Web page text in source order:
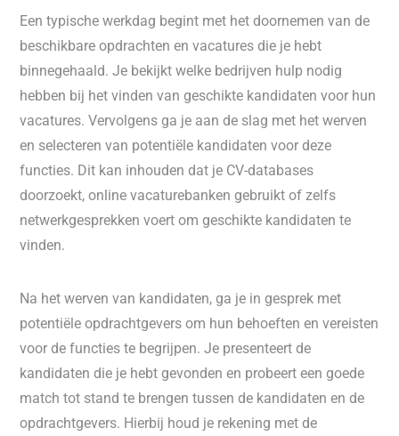
Een typische werkdag begint met het doornemen van de
beschikbare opdrachten en vacatures die je hebt
binnegehaald. Je bekijkt welke bedrijven hulp nodig
hebben bij het vinden van geschikte kandidaten voor hun
vacatures. Vervolgens ga je aan de slag met het werven
en selecteren van potentiële kandidaten voor deze
functies. Dit kan inhouden dat je CV-databases
doorzoekt, online vacaturebanken gebruikt of zelfs
netwerkgesprekken voert om geschikte kandidaten te
vinden.
Na het werven van kandidaten, ga je in gesprek met
potentiële opdrachtgevers om hun behoeften en vereisten
voor de functies te begrijpen. Je presenteert de
kandidaten die je hebt gevonden en probeert een goede
match tot stand te brengen tussen de kandidaten en de
opdrachtgevers. Hierbij houd je rekening met de